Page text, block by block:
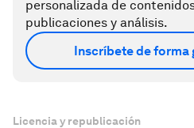
personalizada de
publicaciones y análisis.
Inscríbete de forma
Licencia y republicación